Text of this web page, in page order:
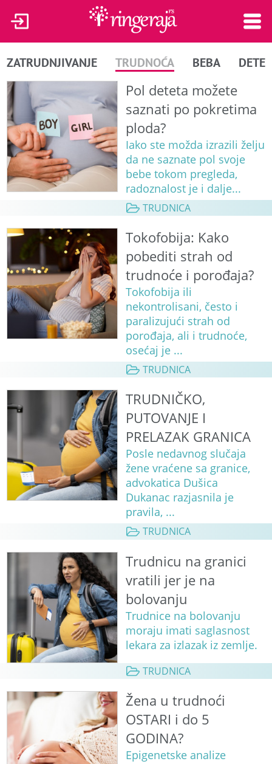
ZATRUDNJIVANJE TRUDNOĆA BEBA DETE
Pol deteta možete
saznati po pokretima
ploda?
Iako ste možda izrazili želju
da ne saznate pol svoje
bebe tokom pregleda,
radoznalost je i dalje...
TRUDNICA
Tokofobija: Kako
pobediti strah od
trudnoće i porođaja?
Tokofobija ili
nekontrolisani, često i
paralizujući strah od
porođaja, ali i trudnoće,
osećaj je ...
TRUDNICA
TRUDNIČKO,
PUTOVANJE I
PRELAZAK GRANICA
Posle nedavnog slučaja
žene vraćene sa granice,
advokatica Dušica
Dukanac razjasnila je
pravila, ...
TRUDNICA
Trudnicu na granici
vratili jer je na
bolovanju
Trudnice na bolovanju
moraju imati saglasnost
lekara za izlazak iz zemlje.
TRUDNICA
Žena u trudnoći
OSTARI i do 5
GODINA?
Epigenetske analize